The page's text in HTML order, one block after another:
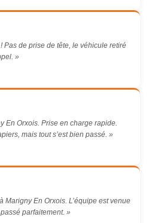
Pas de prise de tête, le véhicule retiré
»
En Orxois. Prise en charge rapide.
mais tout s’est bien passé. »
Marigny En Orxois. L’équipe est venue
parfaitement. »